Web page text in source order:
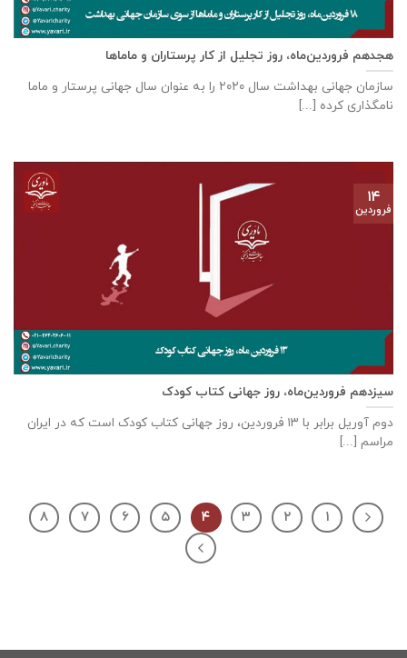
هجدهم فروردین‌ماه، روز تجلیل از کار پرستاران و ماماها
سازمان جهانی بهداشت سال ۲۰۲۰ را به عنوان سال جهانی پرستار و ماما
نامگذاری کرده [...]
سیزدهم فروردین‌ماه، روز جهانی کتاب کودک
دوم آوریل برابر با ۱۳ فروردین، روز جهانی کتاب کودک است که در ایران
مراسم [...]
۱۴
فروردین
۱ ۲ ۳ ۴ ۵ ۶ ۷ ۸